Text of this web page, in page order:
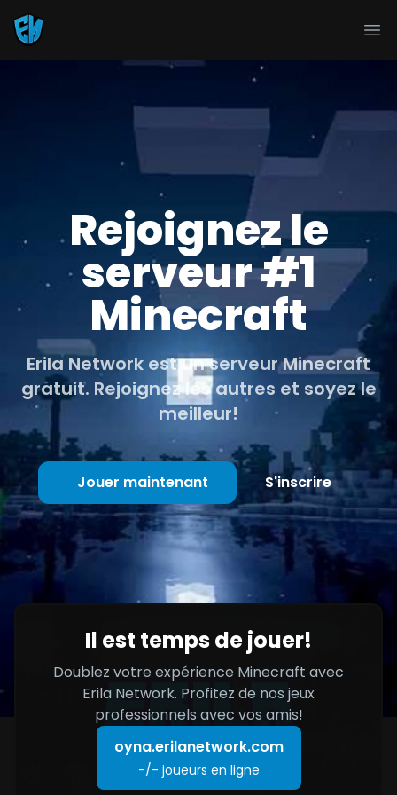
Rejoignez le
serveur #1
Minecraft
Erila Network est un serveur Minecraft
gratuit. Rejoignez les autres et soyez le
meilleur!
Jouer maintenant S'inscrire
Il est temps de jouer!
Doublez votre expérience Minecraft avec
Erila Network. Profitez de nos jeux
professionnels avec vos amis!
oyna.erilanetwork.com
-/- joueurs en ligne